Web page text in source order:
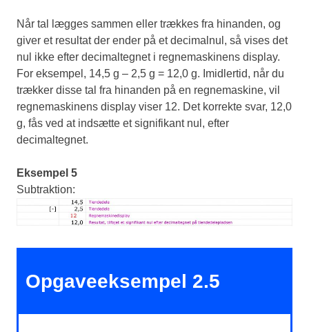
Når tal lægges sammen eller trækkes fra hinanden, og
giver et resultat der ender på et decimalnul, så vises det
nul ikke efter decimaltegnet i regnemaskinens display.
For eksempel, 14,5 g – 2,5 g = 12,0 g. Imidlertid, når du
trækker disse tal fra hinanden på en regnemaskine, vil
regnemaskinens display viser 12. Det korrekte svar, 12,0
g, fås ved at indsætte et signifikant nul, efter
decimaltegnet.
Eksempel 5
Subtraktion:
Opgaveeksempel 2.5